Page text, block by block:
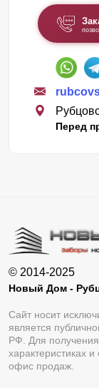
Перед
© 2014-2025
Новый Дом -
Сайт носит
является
РФ. Для
характеристиках
офис продаж.